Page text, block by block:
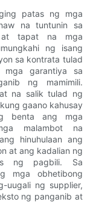
patas ng mga
na tuntunin sa
at tapat na mga
ng isang
sa kontrata tulad
garantiya sa
ng mamimili.
na salik tulad ng
gaano kahusay
benta ang mga
malambot na
hinuhulaan ang
at ang kadalian ng
ng pagbili. Sa
mga obhetibong
uugali ng supplier,
ng panganib at